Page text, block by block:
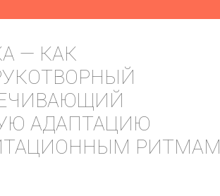
— КАК
АДАПТАЦИЮ
РИТМАМ